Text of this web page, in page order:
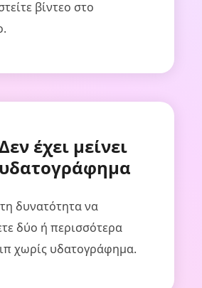
βίντεο στο
έχει μείνει
υδατογράφημα
τη δυνατότητα να
δύο ή περισσότερα
χωρίς υδατογράφημα.